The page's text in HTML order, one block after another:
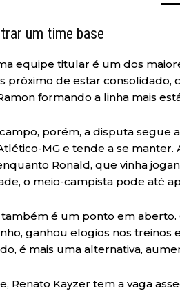
um time base
equipe titular é um dos
próximo de estar consolidado,
formando a linha mais
porém, a disputa segue
MG e tende a se
Ronald, que vinha
o meio-campista pode até
também é um ponto em
ganhou elogios nos treinos
é mais uma alternativa,
Renato Kayzer tem a vaga